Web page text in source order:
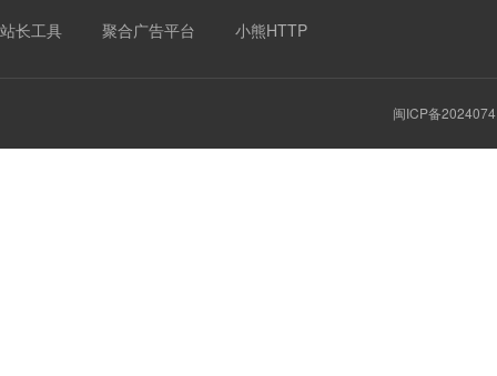
站长工具 聚合广告平台 小熊HTTP
闽ICP备